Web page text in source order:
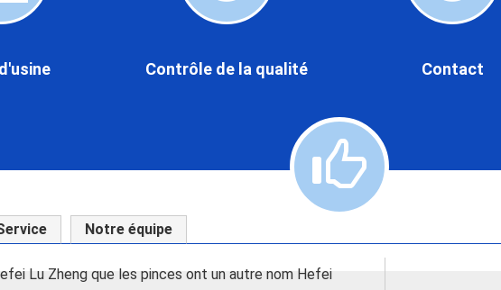
Contrôle
de
la
qualité
Contrôle de la qualité
Contact
Contact
Notre équipe
Lu Zheng que les pinces ont un autre nom Hefei